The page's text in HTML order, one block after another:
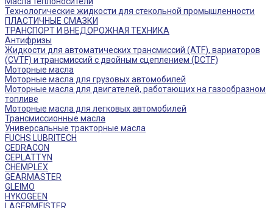
Технологические жидкости для стекольной промышленности
ПЛАСТИЧНЫЕ СМАЗКИ
ТРАНСПОРТ И ВНЕДОРОЖНАЯ ТЕХНИКА
Антифризы
Жидкости для автоматических трансмиссий (ATF), вариаторов
(CVTF) и трансмиссий с двойным сцеплением (DCTF)
Моторные масла
Моторные масла для грузовых автомобилей
Моторные масла для двигателей, работающих на газообразном
топливе
Моторные масла для легковых автомобилей
Трансмиссионные масла
Универсальные тракторные масла
FUCHS LUBRITECH
CEDRACON
CEPLATTYN
CHEMPLEX
GEARMASTER
GLEIMO
HYKOGEEN